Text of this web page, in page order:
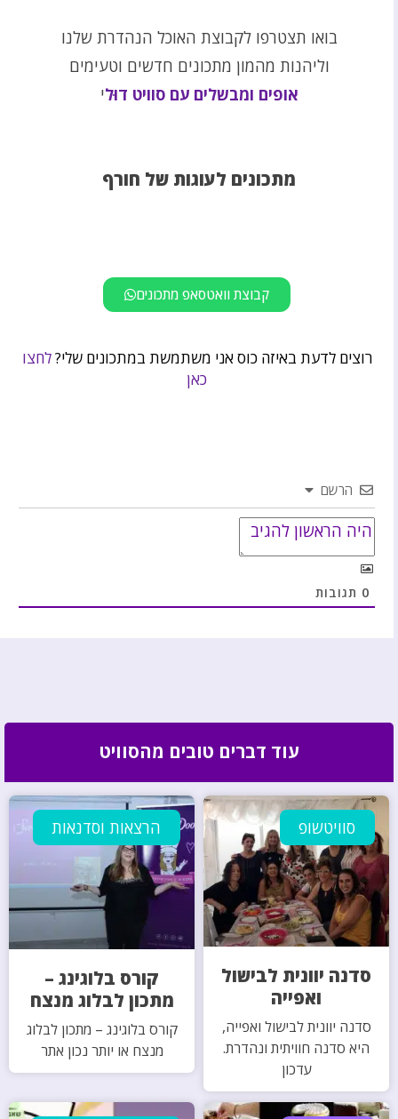
בואו תצטרפו לקבוצת האוכל הנהדרת שלנו
וליהנות מהמון מתכונים חדשים וטעימים
אופים ומבשלים עם סוויט דוּלי
מתכונים לעוגות של חורף
קבוצת וואטסאפ מתכונים
רוצים לדעת באיזה כוס אני משתמשת במתכונים שלי?לחצו
כאן
הרשם
0 תגובות
עוד דברים טובים מהסוויט
סוויטשופ
סדנה יוונית לבישול
ואפייה
סדנה יוונית לבישול ואפייה,
היא סדנה חוויתית ונהדרת.
עדכון
הרצאות וסדנאות
קורס בלוגינג –
מתכון לבלוג מנצח
קורס בלוגינג – מתכון לבלוג
מנצח או יותר נכון אתר